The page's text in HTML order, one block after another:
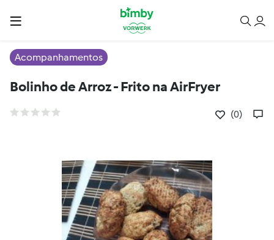
Acompanhamentos
Bolinho de Arroz - Frito na AirFryer
(0)